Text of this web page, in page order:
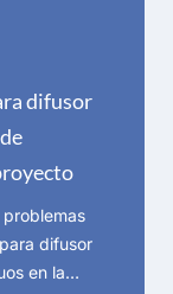
difusor
difusor
en la…